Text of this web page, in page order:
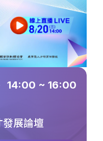
14:00 ~ 16:00
展論壇